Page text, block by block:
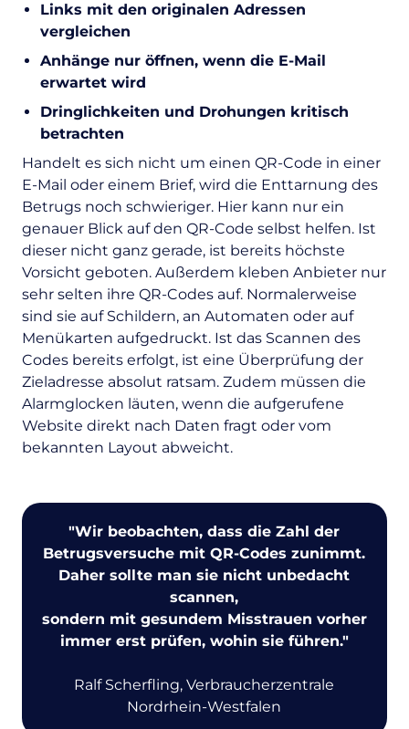
Links mit den originalen Adressen
vergleichen
Anhänge nur öffnen, wenn die E-Mail
erwartet wird
Dringlichkeiten und Drohungen kritisch
betrachten
Handelt es sich nicht um einen QR-Code in einer
E-Mail oder einem Brief, wird die Enttarnung des
Betrugs noch schwieriger. Hier kann nur ein
genauer Blick auf den QR-Code selbst helfen. Ist
dieser nicht ganz gerade, ist bereits höchste
Vorsicht geboten. Außerdem kleben Anbieter nur
sehr selten ihre QR-Codes auf. Normalerweise
sind sie auf Schildern, an Automaten oder auf
Menükarten aufgedruckt. Ist das Scannen des
Codes bereits erfolgt, ist eine Überprüfung der
Zieladresse absolut ratsam. Zudem müssen die
Alarmglocken läuten, wenn die aufgerufene
Website direkt nach Daten fragt oder vom
bekannten Layout abweicht.
"Wir beobachten, dass die Zahl der
Betrugsversuche mit QR-Codes zunimmt.
Daher sollte man sie nicht unbedacht
scannen,
sondern mit gesundem Misstrauen vorher
immer erst prüfen, wohin sie führen."
Ralf Scherfling, Verbraucherzentrale
Nordrhein-Westfalen